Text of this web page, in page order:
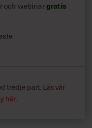
och webinargratis
tredje part. Läs vår
här.